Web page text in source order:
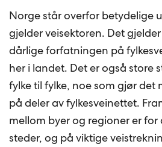
Norge står overfor betydelige
gjelder veisektoren. Det
dårlige forfatningen på
her i landet. Det er også store
fylke til fylke, noe som gjør det
på deler av fylkesveinettet.
mellom byer og regioner er
steder, og på viktige